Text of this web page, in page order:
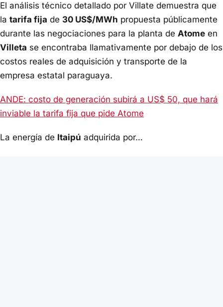
El análisis técnico detallado por Villate demuestra que
la tarifa fija de 30 US$/MWh propuesta públicamente
durante las negociaciones para la planta de Atome en
Villeta se encontraba llamativamente por debajo de los
costos reales de adquisición y transporte de la
empresa estatal paraguaya.
ANDE: costo de generación subirá a US$ 50, que hará
inviable la tarifa fija que pide Atome
La energía de Itaipú adquirida por…